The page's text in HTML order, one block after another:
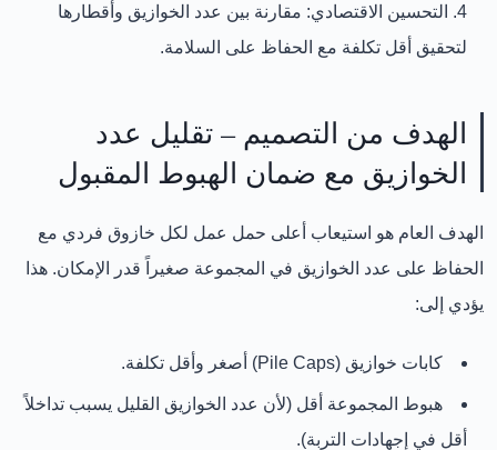
التحسين الاقتصادي: مقارنة بين عدد الخوازيق وأقطارها
لتحقيق أقل تكلفة مع الحفاظ على السلامة.
الهدف من التصميم – تقليل عدد
الخوازيق مع ضمان الهبوط المقبول
الهدف العام هو استيعاب أعلى حمل عمل لكل خازوق فردي مع
الحفاظ على عدد الخوازيق في المجموعة صغيراً قدر الإمكان. هذا
يؤدي إلى:
كابات خوازيق (Pile Caps) أصغر وأقل تكلفة.
هبوط المجموعة أقل (لأن عدد الخوازيق القليل يسبب تداخلاً
أقل في إجهادات التربة).